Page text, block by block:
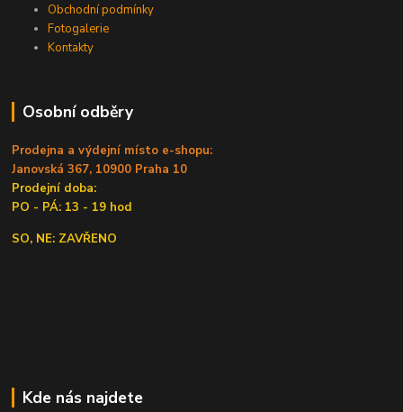
Obchodní podmínky
Fotogalerie
Kontakty
Osobní odběry
Prodejna a výdejní místo e-shopu:
Janovská 367, 10900 Praha 10
Prodejní doba:
PO - PÁ: 13 - 19 hod
SO, NE: ZAVŘENO
Kde nás najdete